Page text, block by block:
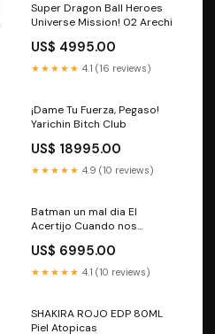
Super Dragon Ball Heroes
Universe Mission! 02 Arechi
US$ 4995.00
★★★★★ 4.1 (16 reviews)
¡Dame Tu Fuerza, Pegaso!
Yarichin Bitch Club
US$ 18995.00
★★★★★ 4.9 (10 reviews)
Batman un mal dia El
Acertijo Cuando nos
bicicletas
US$ 6995.00
★★★★★ 4.1 (10 reviews)
SHAKIRA ROJO EDP 80ML
Piel Atopicas